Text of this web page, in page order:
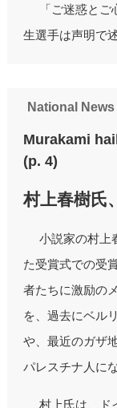
「ご迷惑と
生選手は声明で
National News
Murakami
(p. 4)
村上春樹氏
小説家の村上
た受賞式での受
者たちに激励の
を、過去にベル
や、最近のガザ
パレスチナ人に
村上氏は、ド